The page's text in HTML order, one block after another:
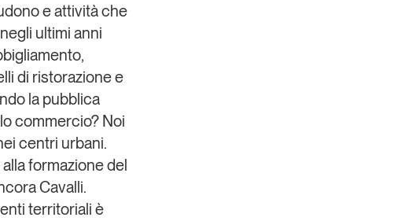
e attività che
ultimi anni
di ristorazione e
la pubblica
commercio? Noi
centri urbani.
formazione del
Cavalli.
territoriali è